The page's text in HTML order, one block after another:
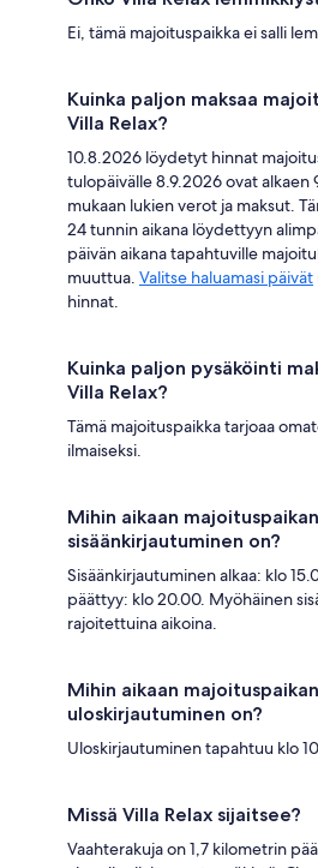
Ei, tämä majoituspaikka ei salli
Kuinka paljon maksaa
Villa Relax?
10.8.2026 löydetyt hinnat
tulopäivälle 8.9.2026 ovat alkaen
mukaan lukien verot ja maksut.
24 tunnin aikana löydettyyn
päivän aikana tapahtuville
muuttua. Valitse haluamasi päivät
hinnat.
Kuinka paljon pysäköinti
Villa Relax?
Tämä majoituspaikka tarjoaa
ilmaiseksi.
Mihin aikaan
sisäänkirjautuminen on?
Sisäänkirjautuminen alkaa: klo
päättyy: klo 20.00. Myöhäinen
rajoitettuina aikoina.
Mihin aikaan
uloskirjautuminen on?
Uloskirjautuminen tapahtuu klo
Missä Villa Relax sijaitsee?
Vaahterakuja on 1,7 kilometrin